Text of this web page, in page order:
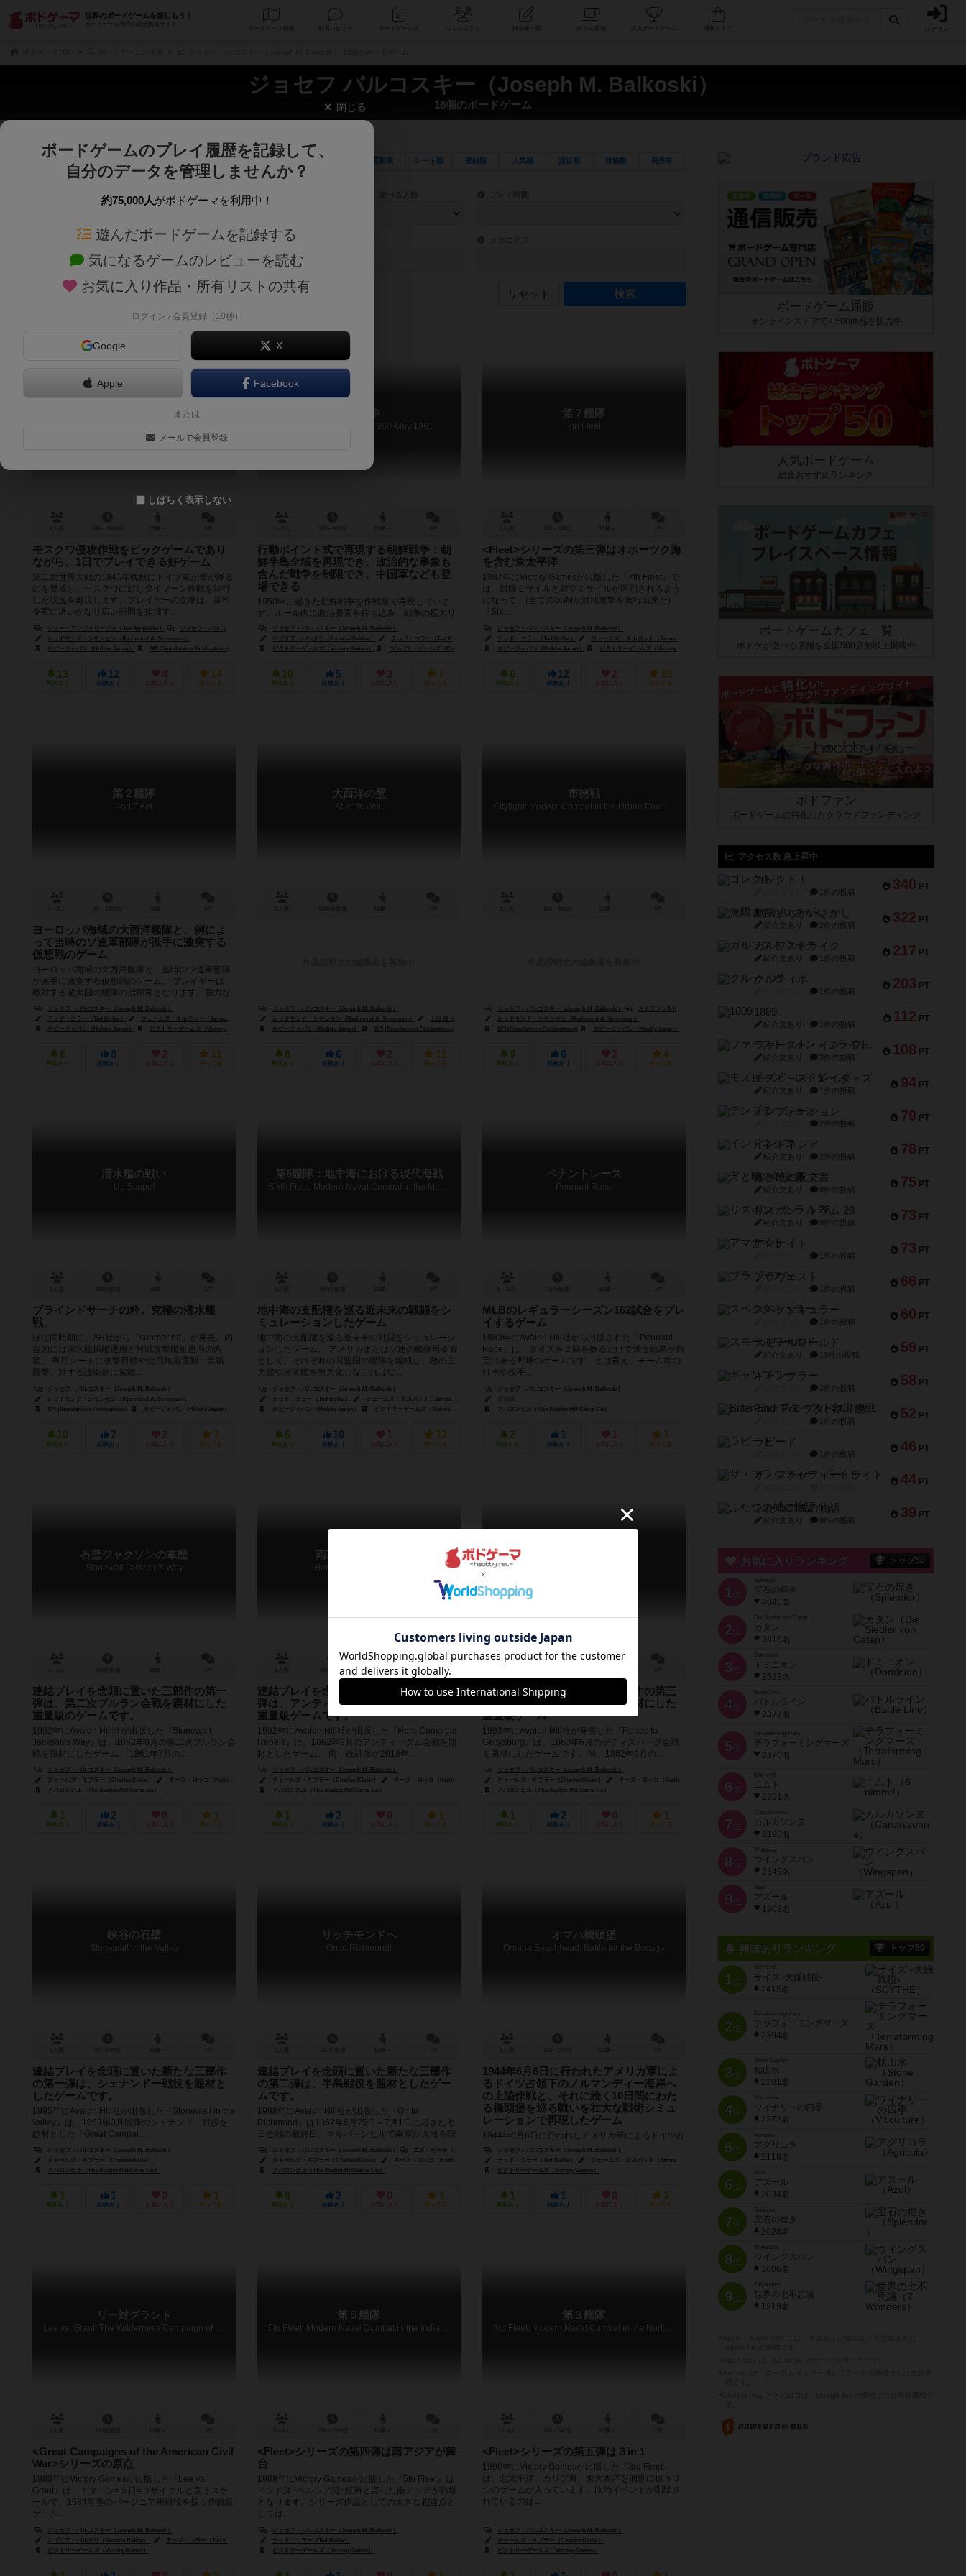
世界のボードゲームを楽しもう！
ボードゲーム専門の総合情報サイト
データベース コミュニティ 人気ボードゲーム ログイン
ジョセフ バルコスキー（Joseph M. Balkoski）
18個のボードゲーム
じっくり表示 更新順 レート順 登録順 人気順 注目順 投稿数 発売年
商品名、商品説明文、デザイナー名、テーマ名、メカニクス名を対象にフリーワード検索ができます。
ゲームデザイナー名を指定して検索できます。
ゲームデザイナー 目安となる所要時間を指定することができます。マニュアルを読む時間や参加者へのルール説明時間は含まれていないため、初めて
対象年齢を指定します。 世界観や登場人物などモチーフ・ストーリーを指定することができます。直感的にゲームシステムを理解できるよう、中世ファンタジー・クッキング・海賊同士の対決など、ゲームコンセプトを絞
テーマ/フレーバー ゲーム性を構成するコアシステムです。主にボードゲームに慣れている方向けの絞込機能です。例えば「ダイスロール」はランダ
リセット
オペレーションタイフーン
6.1
モスクワ侵攻作戦をビックゲームであり
ながら、1日でプレイできる好ゲーム
第二次世界大戦の1941年晩秋にドイツ軍が雪が降る
のを警戒し、モスクワに対しタイフーン作戦を決行
した状況を再現します。プレイヤーの立場は、軍司
令官に近いかなり広い範囲を指揮す...
ジョー・アンジョリージョ（Joe Angiolillo）
ジョセフ・バルコスキー（Joseph M. Balkoski）
レッドモンド・シモンセン（Redmond A. Simonsen）
ホビージャパン（Hobby Japan）
SPI (Simulations Publications)
13
興味あり
12
経験あり
4
お気に入り
14
持ってる
朝鮮戦争
The Korean War June 1950-May 1951
行動ポイント式で再現する朝鮮戦争：朝
鮮半島全域を再現でき、政治的な事象も
含んだ戦争を制限でき、中国軍なども登
場できる
1950年に起きた朝鮮戦争を作戦級で再現していま
す。ルール内に政治要素を持ち込み、戦争の拡大リ
スクを加えています。 基本的に、北朝鮮軍と国連軍
の戦いです。国連軍の主力はアメ...
ジョセフ・バルコスキー（Joseph M. Balkoski）
ロザリア・バルダリ（Rosaria Baldari）
テッド・コラー（Ted Koller）
ジェームズ・タルボット（James Talbot）
ビクトリーゲームズ（Victory Games）
コンパス・ゲームズ（Compass Games）
10
興味あり
5
経験あり
3
お気に入り
7
持ってる
第７艦隊
7th Fleet
<Fleet>シリーズの第三弾はオホーツク海
を含む東太平洋
1987年にVictory Gamesが出版した『7th Fleet』で
は、対艦ミサイルと対空ミサイルが区別されるよう
になって、(全てのSSMが対地攻撃を実行出来た)
『Six...
ジョセフ・バルコスキー（Joseph M. Balkoski）
テッド・コラー（Ted Koller）
ジェームズ・タルボット（James Talbot）
ホビージャパン（Hobby Japan）
ビクトリーゲームズ（Victory Games）
6
興味あり
12
経験あり
2
お気に入り
15
持ってる
第２艦隊
2nd Fleet
ヨーロッパ海域の大西洋艦隊と、例によ
って当時のソ連軍部隊が派手に激突する
仮想戦のゲーム
ヨーロッパ海域の大西洋艦隊と、当時のソ連軍部隊
が派手に激突する仮想戦のゲーム。 プレイヤーは、
敵対する超大国の艦隊の指揮官となります。強力な
航空母艦と護衛艦艇は、最新の...
ジョセフ・バルコスキー（Joseph M. Balkoski）
テッド・コラー（Ted Koller）
ジェームズ・タルボット（James Talbot）
ホビージャパン（Hobby Japan）
ビクトリーゲームズ（Victory Games）
6
興味あり
8
経験あり
2
お気に入り
11
持ってる
大西洋の壁
Atlantic Wall
ジョセフ・バルコスキー（Joseph M. Balkoski）
レッドモンド・シモンセン（Redmond A. Simonsen）
上田 信（Shin Ueda）
ホビージャパン（Hobby Japan）
SPI (Simulations Publications)
8
興味あり
6
経験あり
2
お気に入り
11
持ってる
市街戦
ジョセフ・バルコスキー（Joseph M. Balkoski）
ステファンAドナルドソン（Stephen A. Donaldson）
レッドモンド・シモンセン（Redmond A. Simonsen）
SPI (Simulations Publications)
ホビージャパン（Hobby Japan）
9
興味あり
6
経験あり
2
お気に入り
4
持ってる
潜水艦の戦い
Up Scope!
ブラインドサーチの粋。究極の潜水艦
戦。
ほぼ同時期に、AH社から「submarine」が発売。内
容的には潜水艦操艦運用と対戦攻撃艦艇運用の内
容。 専用シートに攻撃目標や使用魚雷選別、装填、
襲撃。対する護衛側は索敵...
ジョセフ・バルコスキー（Joseph M. Balkoski）
レッドモンド・シモンセン（Redmond A. Simonsen）
SPI (Simulations Publications)
ホビージャパン（Hobby Japan）
10
興味あり
7
経験あり
2
お気に入り
7
持ってる
第6艦隊：地中海における現代海戦
地中海の支配権を巡る近未来の戦闘をシ
ミュレーションしたゲーム
地中海の支配権を巡る近未来の戦闘をシミュレーシ
ョンしたゲーム。 アメリカまたはソ連の艦隊司令官
として、それぞれの同盟国の艦隊を編成し、敵の主
力艦や潜水艦を無力化しなければな...
ジョセフ・バルコスキー（Joseph M. Balkoski）
テッド・コラー（Ted Koller）
ジェームズ・タルボット（James Talbot）
ホビージャパン（Hobby Japan）
ビクトリーゲームズ（Victory Games）
6
興味あり
10
経験あり
1
お気に入り
12
持ってる
ペナントレース
Pennant Race
MLBのレギュラーシーズン162試合をプレ
イするゲーム
1983年にAvalon Hill社から出版された『Pennant
Race』は、ダイスを２回を振るだけで試合結果が判
定出来る野球のゲームです。とは言え、チーム毎の
打率や投手...
ジョセフ・バルコスキー（Joseph M. Balkoski）
アバロンヒル（The Avalon Hill Game Co）
2
興味あり
1
経験あり
1
お気に入り
1
持ってる
石壁ジャクソンの軍歴
Stonewall Jackson's Way
連結プレイを念頭に置いた三部作の第一
弾は、第二次ブルラン会戦を題材にした
重量級のゲームです。
1992年にAvalon Hill社が出版した『Stonewall
Jackson's Way』は、1862年8月の第二次ブルラン会
戦を題材にしたゲーム。 1861年7月の...
ジョセフ・バルコスキー（Joseph M. Balkoski）
チャールズ・キブラー（Charles Kibler）
キース・ロッコ（Keith Rocco）
アバロンヒル（The Avalon Hill Game Co）
1
興味あり
2
経験あり
0
お気に入り
1
持ってる
南軍がやって来る
Here Come the Rebels
180分前後 12歳～ 1件
連結プレイを念頭に置いた三部作の第二
弾は、アンティータム会戦を題材とした
重量級ゲームです。
1992年にAvalon Hill社が出版した『Here Come the
Rebels』は、1862年9月のアンティータム会戦を題
材としたゲーム。 尚、改訂版が2018年...
ジョセフ・バルコスキー（Joseph M. Balkoski）
チャールズ・キブラー（Charles Kibler）
キース・ロッコ（Keith Rocco）
アバロンヒル（The Avalon Hill Game Co）
1
興味あり
2
経験あり
0
お気に入り
1
持ってる
連結プレイを念頭に置いた三部作の第三
弾は、ゲティスバーグ会戦を題材にした
重量級ゲーム
1993年にAvalon Hill社が発売した『Roads to
Gettysburg』は、1863年6月のゲティスバーグ会戦
を題材にしたゲームです。 尚、1862年9月の...
ジョセフ・バルコスキー（Joseph M. Balkoski）
チャールズ・キブラー（Charles Kibler）
キース・ロッコ（Keith Rocco）
アバロンヒル（The Avalon Hill Game Co）
1
興味あり
2
経験あり
0
お気に入り
1
持ってる
峡谷の石壁
Stonewall in the Valley
連結プレイを念頭に置いた新たな三部作
の第一弾は、シェナンドー戦役を題材と
したゲームです。
1995年にAvalon Hill社が出版した『Stonewall in the
Valley』は、1863年3月以降のシェナンドー戦役を
題材とした『Great Campai...
ジョセフ・バルコスキー（Joseph M. Balkoski）
チャールズ・キブラー（Charles Kibler）
アバロンヒル（The Avalon Hill Game Co）
1
興味あり
1
経験あり
0
お気に入り
1
持ってる
リッチモンドへ
On to Richmond!
連結プレイを念頭に置いた新たな三部作
の第二弾は、半島戦役を題材としたゲー
ムです。
1998年にAvalon Hill社が出版した『On to
Richmond』は1862年6月25日～7月1日に起きた七
日会戦の最終日、マルバ－ンヒルで南軍が大敗を喫
するまで...
ジョセフ・バルコスキー（Joseph M. Balkoski）
エド・ビーチ（Ed Beach）
チャールズ・キブラー（Charles Kibler）
キース・ロッコ（Keith Rocco）
アバロンヒル（The Avalon Hill Game Co）
0
興味あり
2
経験あり
0
お気に入り
1
持ってる
オマハ橋頭堡
Omaha Beachhead: Battle for the Bocage
1944年6月6日に行われたアメリカ軍によ
るドイツ占領下のノルマンディー海岸へ
の上陸作戦と、それに続く10日間にわた
る橋頭堡を巡る戦いを壮大な戦術シミュ
レーションで再現したゲーム
1944年6月6日に行われたアメリカ軍によるドイツ占
領下のノルマンディー海岸への上陸作戦と、それに
続く10日間にわたる橋頭堡を巡る戦いを壮大な戦術
シミュレーションで再現したゲ...
ジョセフ・バルコスキー（Joseph M. Balkoski）
テッド・コラー（Ted Koller）
ジェームズ・タルボット（James Talbot）
ビクトリーゲームズ（Victory Games）
1
興味あり
1
経験あり
0
お気に入り
2
持ってる
リー対グラント
<Great Campaigns of the American Civil
War>シリーズの原点
1988年にVictory Gamesが出版した『Lee vs.
Grant』は、１ターン=５日=３サイクルと言うスケ
ールで、1684年春のバージニア州戦役を扱う作戦級
ゲーム...
ジョセフ・バルコスキー（Joseph M. Balkoski）
ロザリア・バルダリ（Rosaria Baldari）
テッド・コラー（Ted Koller）
ビクトリーゲームズ（Victory Games）
第５艦隊
<Fleet>シリーズの第四弾は南アジアが舞
台
1989年にVictory Gamesが出版した『5th Fleet』は
インド洋~ペルシア湾~紅海と言った南アジアが戦場
となります。シリーズ作品としての大きな相違点と
しては、...
ジョセフ・バルコスキー（Joseph M. Balkoski）
テッド・コラー（Ted Koller）
ビクトリーゲームズ（Victory Games）
第３艦隊
3rd Fleet: Modern Naval Combat in the North Pacific, Caribbean, and Atlantic Oceans
<Fleet>シリーズの第五弾は３in１
1990年にVictory Gamesが出版した『3rd Fleet』
は、北太平洋、カリブ海、東大西洋を個別に扱う３
つのゲームが入っています。政治イベントが削除さ
れているのは...
ジョセフ・バルコスキー（Joseph M. Balkoski）
チャールズ・キブラー（Charles Kibler）
ビクトリーゲームズ（Victory Games）
ボードゲーム通販
オンラインストアで7,500商品を販売中
人気ボードゲーム
総合おすすめランキング
ボードゲームカフェ一覧
ボドゲが遊べる店舗を全国500店舗以上掲載中
ボドファン
ボードゲームに特化したクラウドファンディング
アクセス数 急上昇中
340 PT
コレクト！
1件の投稿
322 PT
無限まちがいさがし
紹介文あり 2件の投稿
217 PT
ガルフストライク
紹介文あり 1件の投稿
203 PT
クルティボ
1件の投稿
112 PT
1809
紹介文あり 1件の投稿
108 PT
ファースト・イン・フライト
紹介文あり 3件の投稿
94 PT
モズビ－ズ・レイダ－ズ
紹介文あり 1件の投稿
79 PT
テンプテーション
2件の投稿
78 PT
インドネシア
紹介文あり 2件の投稿
75 PT
宵と暁の呪文書
紹介文あり 8件の投稿
73 PT
リスボン・トラム 28
紹介文あり 9件の投稿
73 PT
アマナイト
1件の投稿
66 PT
ブラヴェスト
1件の投稿
60 PT
スペクタキュラー
1件の投稿
59 PT
スモールワールド
紹介文あり 13件の投稿
58 PT
ギャンブラー
2件の投稿
52 PT
Bitter End ブタペスト救出作戦
1件の投稿
46 PT
ラピード
1件の投稿
44 PT
ザ・フラッフィー・ライト
39 PT
ふたつの城の物語
紹介文あり 6件の投稿
お気に入りランキング トップ50
1 位
宝石の煌き
4040名
2 位
Die Siedler von Catan
カタン
3616名
3 位
ドミニオン
2528名
4位
Battle Line
バトルライン
2377名
5 位
Terraforming Mars
テラフォーミングマーズ
2370名
6 位
ニムト
2201名
7 位
Carcassonne
カルカソンヌ
2190名
8 位
Wingspan
ウイングスパン
2149名
9 位
Azul
アズール
1903名
興味ありランキング トップ50
1位
SCYTHE
サイズ -大鎌戦役-
2415名
2位
Terraforming Mars
テラフォーミングマーズ
2394名
3位
Stone Garden
枯山水
2281名
4位
Viticulture
ワイナリーの四季
2272名
5位
Agricola
アグリコラ
2119名
6位
Azul
アズール
2034名
7位
宝石の煌き
2028名
8位
Wingspan
ウイングスパン
2006名
9位
7 Wonders
世界の七不思議
1919名
閉じる
ボードゲームのプレイ履歴を記録して、
自分のデータを管理しませんか？
約75,000人がボドゲーマを利用中！
遊んだボードゲームを記録する
気になるゲームのレビューを読む
お気に入り作品・所有リストの共有
ログイン / 会員登録（10秒）
Google X
Apple Facebook
または
メールで会員登録
しばらく表示しない